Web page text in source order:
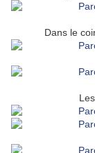
Dans le